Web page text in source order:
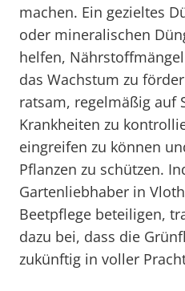
machen. Ein gezieltes
oder mineralischen
helfen,
das Wachstum zu
ratsam, regelmäßig auf
Krankheiten zu
eingreifen zu können
Pflanzen zu schützen.
Gartenliebhaber in
Beetpflege beteiligen,
dazu bei, dass die
zukünftig in voller